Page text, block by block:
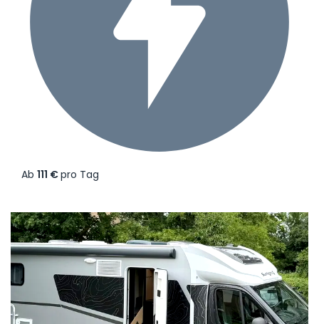
Ab 111 €pro Tag